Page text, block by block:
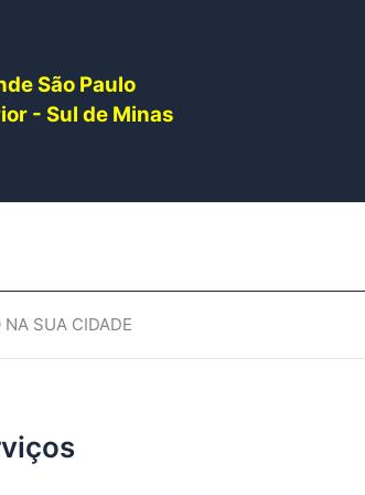
São Paulo
- Sul de Minas
SUA CIDADE